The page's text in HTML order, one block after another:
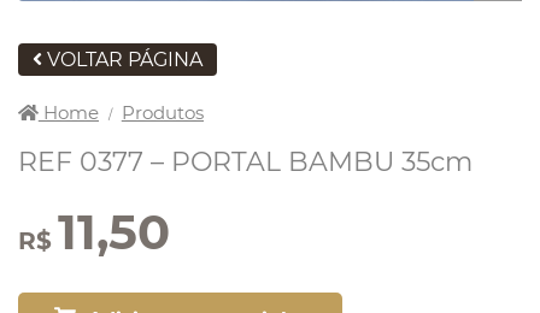
VOLTAR PÁGINA
Home / Produtos
REF 0377 – PORTAL BAMBU 35cm
R$ 11,50